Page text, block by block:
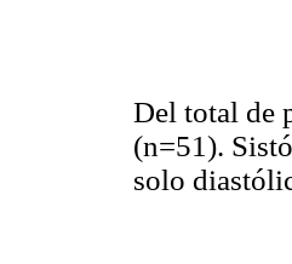
Del total de
(n=51).
solo